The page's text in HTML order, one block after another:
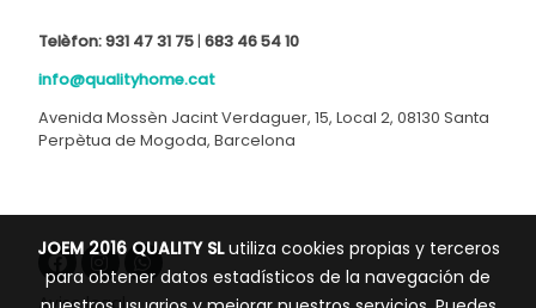
Telèfon:931 47 31 75 | 683 46 54 10
info@qualityhome.cat
Avenida Mossèn Jacint Verdaguer, 15, Local 2, 08130 Santa
Perpètua de Mogoda, Barcelona
Aviso legal
JOEM 2016 QUALITY SLutiliza cookies propias y terceros
para obtener datos estadísticos de la navegación de